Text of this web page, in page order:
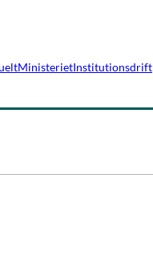
MinisterietInstitutionsdrift